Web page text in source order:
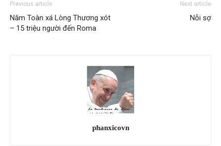
Previous article
Năm Toàn xá Lòng Thương xót
– 15 triệu người đến Roma
Next article
Nỗi sợ
phanxicovn